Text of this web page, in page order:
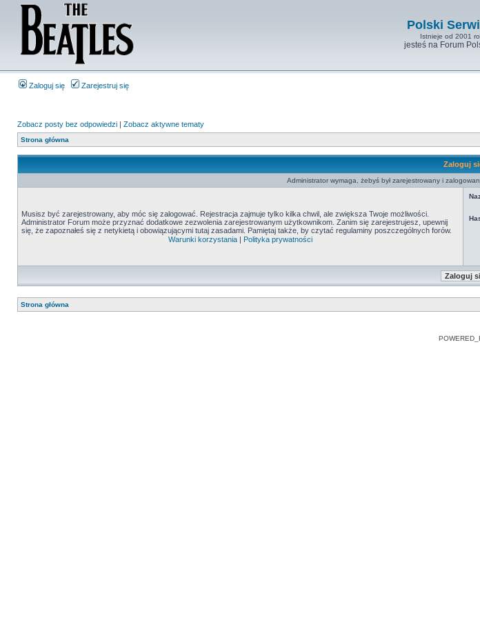
Polski
Istnieje od 2001
jesteś na Forum
Zaloguj się Zarejestruj się
Zobacz posty bez odpowiedzi | Zobacz aktywne tematy
Strona główna
Zaloguj
Administrator wymaga, żebyś był zarejestrowany i
Musisz być zarejestrowany, aby móc się zalogować. Rejestracja zajmuje tylko kilka chwil, ale zwiększa Twoje możliwości.
Administrator Forum może przyznać dodatkowe zezwolenia zarejestrowanym użytkownikom. Zanim się zarejestrujesz, upewnij
się, że zapoznałeś się z netykietą i obowiązującymi tutaj zasadami. Pamiętaj także, by czytać regulaminy poszczególnych forów.
Warunki korzystania | Polityka prywatności
Strona główna